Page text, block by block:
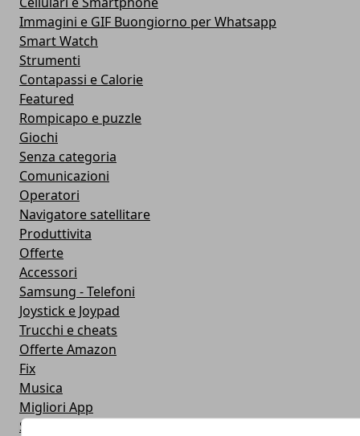
Immagini e GIF Buongiorno per Whatsapp
Smart Watch
Strumenti
Contapassi e Calorie
Featured
Rompicapo e puzzle
Giochi
Senza categoria
Comunicazioni
Operatori
Navigatore satellitare
Produttivita
Offerte
Accessori
Samsung - Telefoni
Joystick e Joypad
Trucchi e cheats
Offerte Amazon
Fix
Musica
Migliori App
Stati Whatsapp